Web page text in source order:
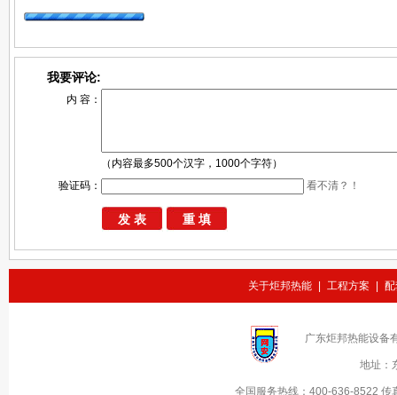
我要评论:
内 容：
（内容最多500个汉字，1000个字符）
验证码：
看不清？！
关于炬邦热能 工程方案 配
广东炬邦热能设备
地址：
全国服务热线： 400-636-8522 传